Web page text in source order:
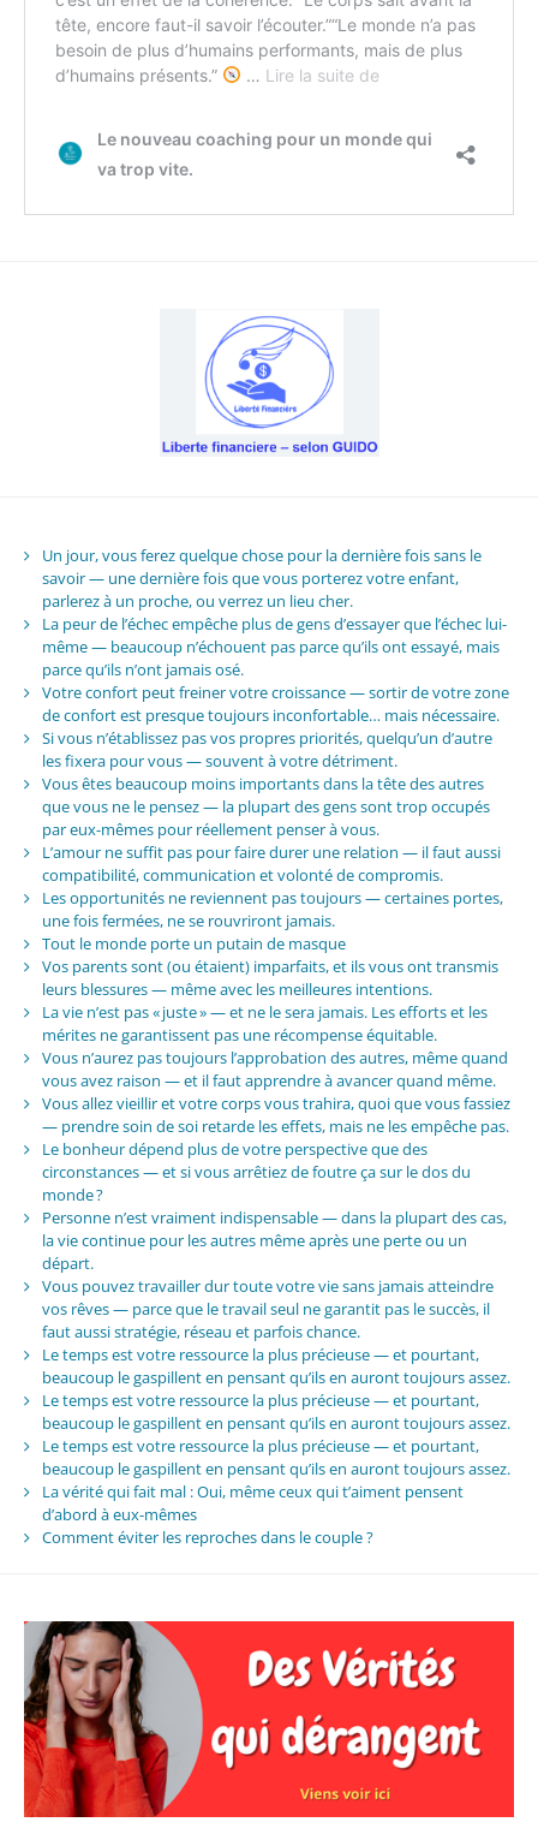
Un jour, vous ferez quelque chose pour la dernière fois sans le
savoir — une dernière fois que vous porterez votre enfant,
parlerez à un proche, ou verrez un lieu cher.
La peur de l’échec empêche plus de gens d’essayer que l’échec lui-
même — beaucoup n’échouent pas parce qu’ils ont essayé, mais
parce qu’ils n’ont jamais osé.
Votre confort peut freiner votre croissance — sortir de votre zone
de confort est presque toujours inconfortable… mais nécessaire.
Si vous n’établissez pas vos propres priorités, quelqu’un d’autre
les fixera pour vous — souvent à votre détriment.
Vous êtes beaucoup moins importants dans la tête des autres
que vous ne le pensez — la plupart des gens sont trop occupés
par eux-mêmes pour réellement penser à vous.
L’amour ne suffit pas pour faire durer une relation — il faut aussi
compatibilité, communication et volonté de compromis.
Les opportunités ne reviennent pas toujours — certaines portes,
une fois fermées, ne se rouvriront jamais.
Tout le monde porte un putain de masque
Vos parents sont (ou étaient) imparfaits, et ils vous ont transmis
leurs blessures — même avec les meilleures intentions.
La vie n’est pas « juste » — et ne le sera jamais. Les efforts et les
mérites ne garantissent pas une récompense équitable.
Vous n’aurez pas toujours l’approbation des autres, même quand
vous avez raison — et il faut apprendre à avancer quand même.
Vous allez vieillir et votre corps vous trahira, quoi que vous fassiez
— prendre soin de soi retarde les effets, mais ne les empêche pas.
Le bonheur dépend plus de votre perspective que des
circonstances — et si vous arrêtiez de foutre ça sur le dos du
monde ?
Personne n’est vraiment indispensable — dans la plupart des cas,
la vie continue pour les autres même après une perte ou un
départ.
Vous pouvez travailler dur toute votre vie sans jamais atteindre
vos rêves — parce que le travail seul ne garantit pas le succès, il
faut aussi stratégie, réseau et parfois chance.
Le temps est votre ressource la plus précieuse — et pourtant,
beaucoup le gaspillent en pensant qu’ils en auront toujours assez.
Le temps est votre ressource la plus précieuse — et pourtant,
beaucoup le gaspillent en pensant qu’ils en auront toujours assez.
Le temps est votre ressource la plus précieuse — et pourtant,
beaucoup le gaspillent en pensant qu’ils en auront toujours assez.
La vérité qui fait mal : Oui, même ceux qui t’aiment pensent
d’abord à eux-mêmes
Comment éviter les reproches dans le couple ?